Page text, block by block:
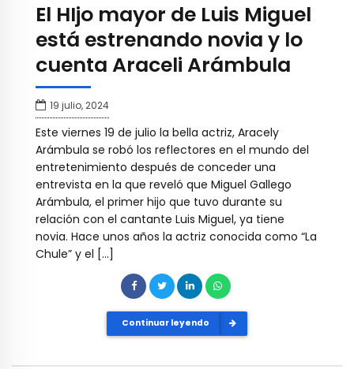
El HIjo mayor de Luis Miguel
está estrenando novia y lo
cuenta Araceli Arámbula
19 julio, 2024
Este viernes 19 de julio la bella actriz, Aracely
Arámbula se robó los reflectores en el mundo del
entretenimiento después de conceder una
entrevista en la que reveló que Miguel Gallego
Arámbula, el primer hijo que tuvo durante su
relación con el cantante Luis Miguel, ya tiene
novia. Hace unos años la actriz conocida como “La
Chule” y el […]
Continuar leyendo